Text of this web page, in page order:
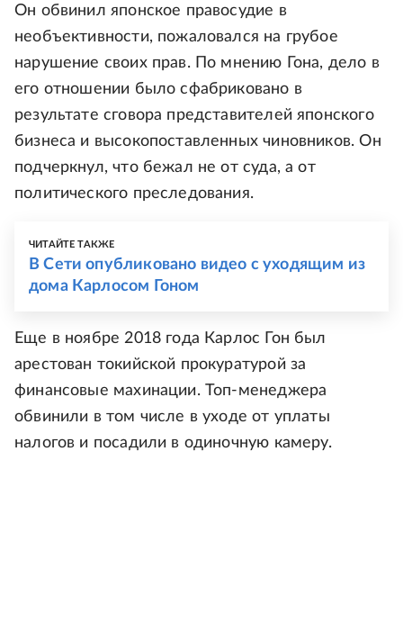
Он обвинил японское правосудие в
необъективности, пожаловался на грубое
нарушение своих прав. По мнению Гона, дело в
его отношении было сфабриковано в
результате сговора представителей японского
бизнеса и высокопоставленных чиновников. Он
подчеркнул, что бежал не от суда, а от
политического преследования.
ЧИТАЙТЕ ТАКЖЕ
В Сети опубликовано видео с уходящим из
дома Карлосом Гоном
Еще в ноябре 2018 года Карлос Гон был
арестован токийской прокуратурой за
финансовые махинации. Топ-менеджера
обвинили в том числе в уходе от уплаты
налогов и посадили в одиночную камеру.